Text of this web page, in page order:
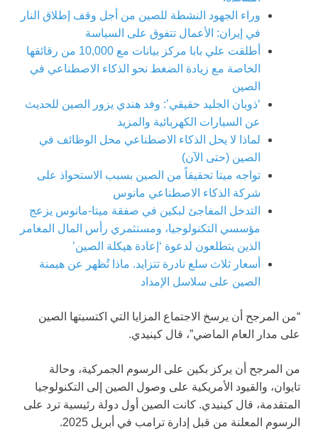
وراء الجهود النشطة للصين من أجل وقف إطلاق النار
في إيران: الأعمال تتفوق على السياسة
أطلقت علي بابا مركز بيانات مع 10,000 من رقائقها
الخاصة مع زيادة الضغط نحو الذكاء الاصطناعي في
الصين
‘ذوبان الجليد حقيقي’: وفد هندي يزور الصين للحديث
عن السيارات الكهربائية والمزيد
لماذا لا يحل الذكاء الاصطناعي محل الوظائف في
الصين (حتى الآن)
تواجه ميتا تحقيقاً من الصين بسبب الاستحواذ على
شركة الذكاء الاصطناعي مانوس
التدخل المفاجئ لبكين في صفقة ميتا-مانوس يزعج
مؤسسي التكنولوجيا، ومستثمري رأس المال المغامر
الذين يتطلعون لدعوة ‘إعادة هيكلة الصين’
أسعار ثلاث سلع نادرة تتزايد. ماذا تُظهر عن هيمنة
الصين على سلاسل الإمداد
“من المرجح أن يرسخ الاجتماع المزايا التي اكتسبتها الصين
على مدار العام الماضي”، قال كينيدي.
من المرجح أن يركز بكين على الرسوم الجمركية، وحالة
تايوان، والقيود الأمريكية على وصول الصين إلى التكنولوجيا
المتقدمة، قال كينيدي. كانت الصين أول دولة رئيسية ترد على
الرسوم المعلنة من قبل إدارة ترامب في أبريل 2025.